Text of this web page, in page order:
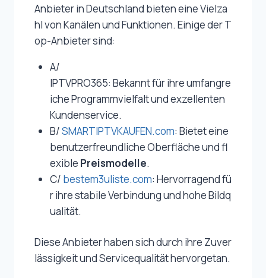
Anbieter in Deutschland bieten eine Vielza
hl von Kanälen und Funktionen. Einige der T
op-Anbieter sind:
A/
IPTVPRO365: Bekannt für ihre umfangre
iche Programmvielfalt und exzellenten
Kundenservice.
B/SMARTIPTVKAUFEN.com: Bietet eine
benutzerfreundliche Oberfläche und fl
exible Preismodelle.
C/ bestem3uliste.com: Hervorragend fü
r ihre stabile Verbindung und hohe Bildq
ualität.
Diese Anbieter haben sich durch ihre Zuver
lässigkeit und Servicequalität hervorgetan.